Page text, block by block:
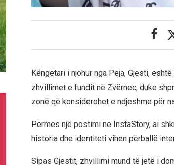
Këngëtari i njohur nga Peja, Gjesti,
zhvillimet e fundit në Zvërnec, duke
zonë që konsiderohet e ndjeshme për
Përmes një postimi në InstaStory, ai
historia dhe identiteti vihen përballë
Sipas Gjestit, zhvillimi mund të jetë i